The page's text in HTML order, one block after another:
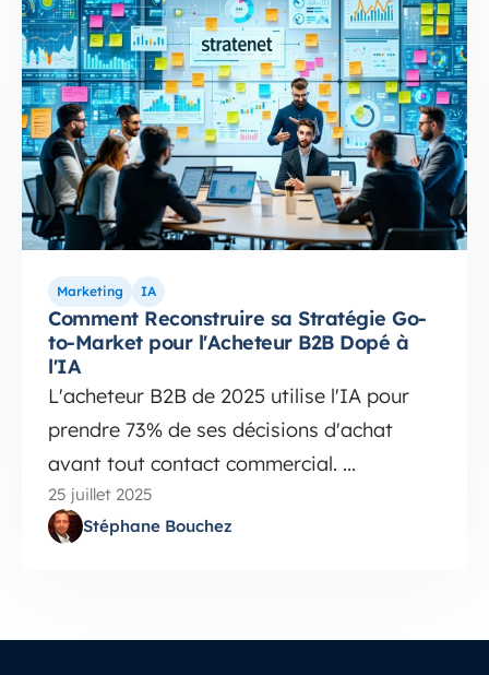
Marketing IA
Comment Reconstruire sa Stratégie Go-
to-Market pour l'Acheteur B2B Dopé à
l'IA
L'acheteur B2B de 2025 utilise l'IA pour
prendre 73% de ses décisions d'achat
avant tout contact commercial. ...
25 juillet 2025
Stéphane Bouchez